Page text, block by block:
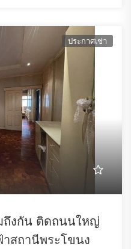
ประกาศเช่า
ถึงกัน ติดถนนใหญ่
สถานีพระโขนง